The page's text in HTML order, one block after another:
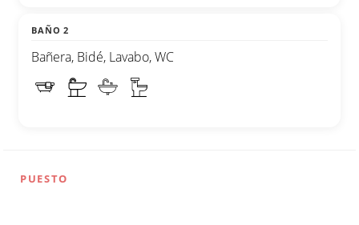
BAÑO 2
Bañera, Bidé, Lavabo, WC
PUESTO